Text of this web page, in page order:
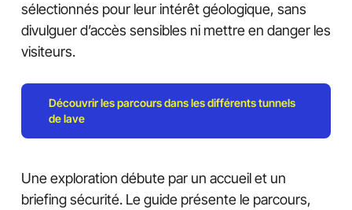
sélectionnés pour leur intérêt géologique, sans
divulguer d’accès sensibles ni mettre en danger les
visiteurs.
Découvrir les parcours dans les différents tunnels
de lave
Une exploration débute par un accueil et un
briefing sécurité. Le guide présente le parcours,